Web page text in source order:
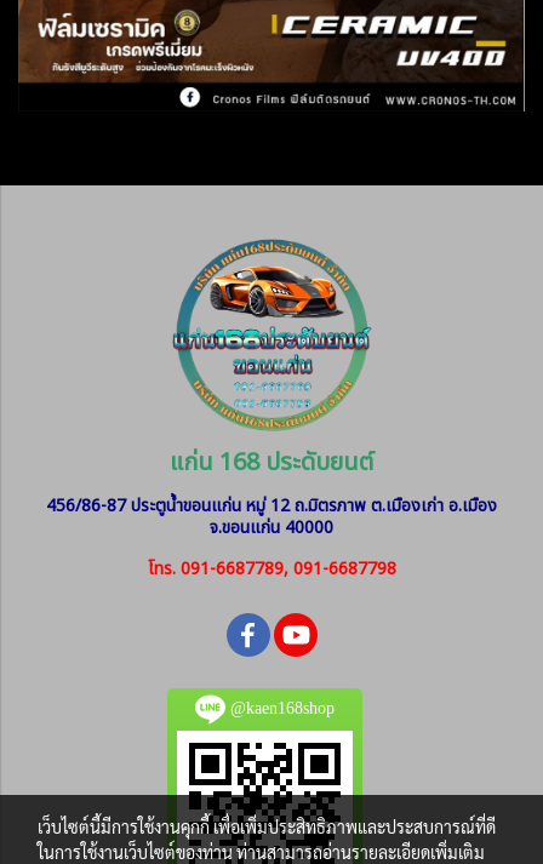
แก่น 168 ประดับยนต์
456/86-87 ประตูน้ำขอนแก่น หมู่ 12ถ.มิตรภาพ ต.เมืองเก่า อ.เมือง
จ.ขอนแก่น 40000
โทร. 091-6687789, 091-6687798
@kaen168shop
เว็บไซต์นี้มีการใช้งานคุกกี้ เพื่อเพิ่มประสิทธิภาพและประสบการณ์ที่ดี
ในการใช้งานเว็บไซต์ของท่าน ท่านสามารถอ่านรายละเอียดเพิ่มเติม